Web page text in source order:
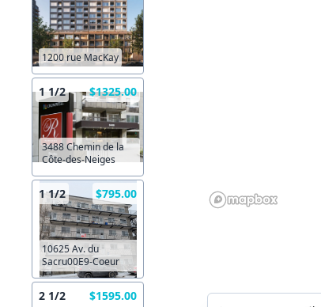
1200 rue MacKay
1 1/2 $1325.00
3488 Chemin de la
Côte-des-Neiges
1 1/2 $795.00
10625 Av. du
Sacru00E9-Coeur
2 1/2 $1595.00